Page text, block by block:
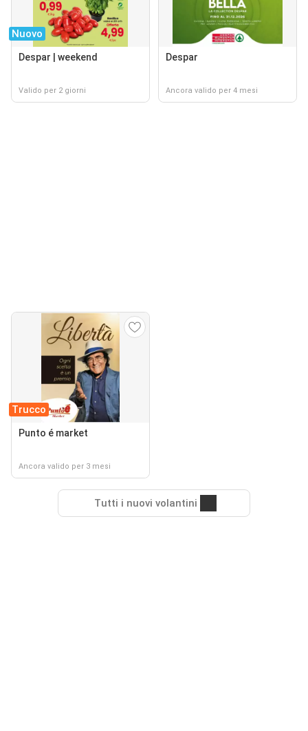
Nuovo
Despar | weekend
Valido per 2 giorni
Despar
Ancora valido per 4 mesi
Trucco
Punto é market
Ancora valido per 3 mesi
Tutti i nuovi volantini